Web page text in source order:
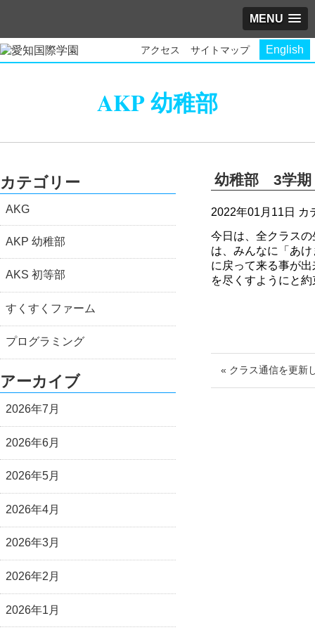
MENU
アクセス サイトマップ English
AKP 幼稚部
幼稚部 3学
2022年01月11日 カ
今日は、全クラス
は、みんなに「あ
に戻って来る事が
を尽くすようにと
« クラス通信を更新
カテゴリー
AKG
AKP 幼稚部
AKS 初等部
すくすくファーム
プログラミング
アーカイブ
2026年7月
2026年6月
2026年5月
2026年4月
2026年3月
2026年2月
2026年1月